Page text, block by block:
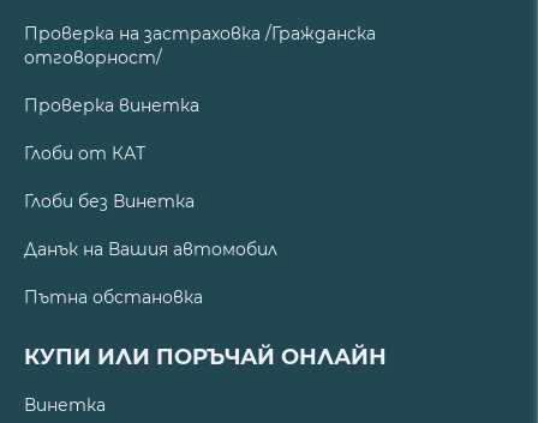
Проверка на застраховка /Гражданска
отговорност/
Проверка винетка
Глоби от КАТ
Глоби без Винетка
Данък на Вашия автомобил
Пътна обстановка
КУПИ ИЛИ ПОРЪЧАЙ ОНЛАЙН
Винетка